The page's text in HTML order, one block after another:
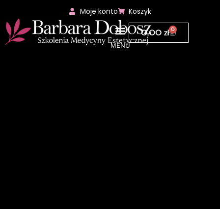
Moje konto Koszyk
0,00 zł 0